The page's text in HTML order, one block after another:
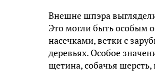
Внешне шпэра
Это могли быть особым
насечками, ветки с
деревьях. Особое
щетина, собачья